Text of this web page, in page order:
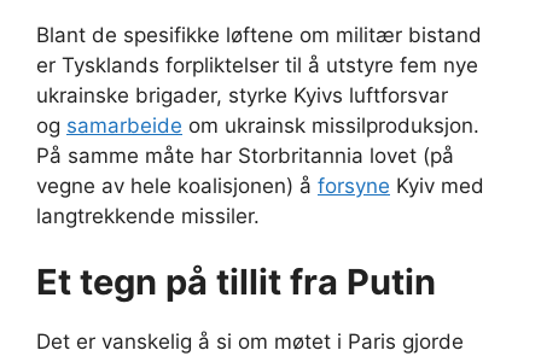
Blant de spesifikke løftene om militær bistand
er Tysklands forpliktelser til å utstyre fem nye
ukrainske brigader, styrke Kyivs luftforsvar
og samarbeide om ukrainsk missilproduksjon.
På samme måte har Storbritannia lovet (på
vegne av hele koalisjonen) å forsyne Kyiv med
langtrekkende missiler.
Et tegn på tillit fra Putin
Det er vanskelig å si om møtet i Paris gjorde